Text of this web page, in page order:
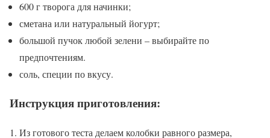
600 г творога для начинки;
сметана или натуральный йогурт;
большой пучок любой зелени – выбирайте по
предпочтениям.
соль, специи по вкусу.
Инструкция приготовления:
Из готового теста делаем колобки равного размера,